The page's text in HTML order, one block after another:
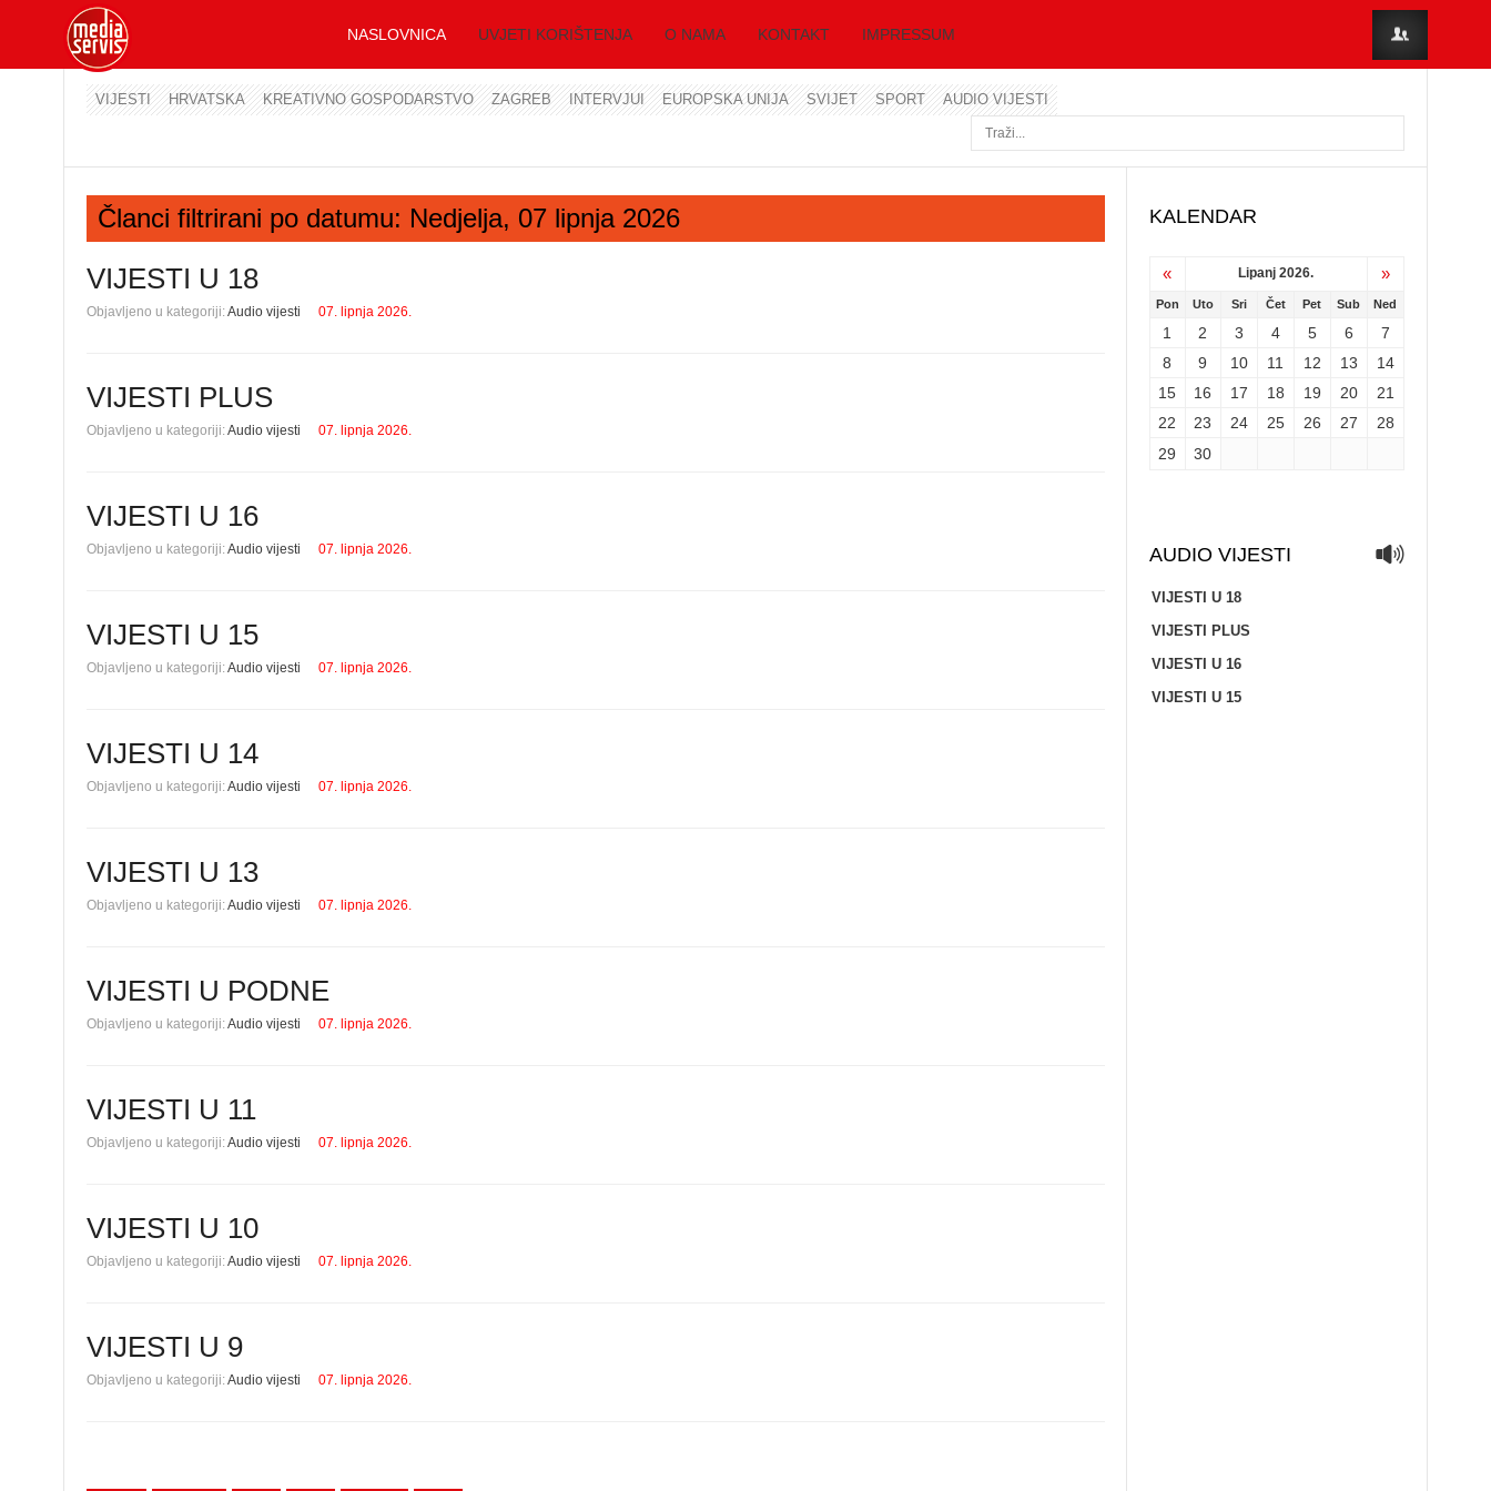
NASLOVNICA UVJETI KORIŠTENJA O NAMA KONTAKT IMPRESSUM
VIJESTI HRVATSKA KREATIVNO GOSPODARSTVO ZAGREB INTERVJUI EUROPSKA UNIJA SVIJET SPORT AUDIO VIJESTI
Članci filtrirani po datumu: Nedjelja, 07 lipnja 2026
VIJESTI U 18
Objavljeno u kategoriji:Audio vijesti 07. lipnja 2026.
VIJESTI PLUS
Objavljeno u kategoriji:Audio vijesti 07. lipnja 2026.
VIJESTI U 16
Objavljeno u kategoriji:Audio vijesti 07. lipnja 2026.
VIJESTI U 15
Objavljeno u kategoriji:Audio vijesti 07. lipnja 2026.
VIJESTI U 14
Objavljeno u kategoriji:Audio vijesti 07. lipnja 2026.
VIJESTI U 13
Objavljeno u kategoriji:Audio vijesti 07. lipnja 2026.
VIJESTI U PODNE
Objavljeno u kategoriji:Audio vijesti 07. lipnja 2026.
VIJESTI U 11
Objavljeno u kategoriji:Audio vijesti 07. lipnja 2026.
VIJESTI U 10
Objavljeno u kategoriji:Audio vijesti 07. lipnja 2026.
VIJESTI U 9
Objavljeno u kategoriji:Audio vijesti 07. lipnja 2026.
KALENDAR
« Lipanj 2026. »
Pon Uto Sri Čet Pet Sub Ned
1 2 3 4 5 6
7
8
9 10 11 12 13
14
15
16 17 18 19 20
21
22
23 24 25 26 27
28
29
30
AUDIO VIJESTI
VIJESTI U 18
VIJESTI PLUS
VIJESTI U 16
VIJESTI U 15